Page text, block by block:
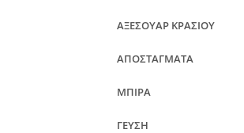
ΑΞΕΣΟΥΑΡ ΚΡΑΣΙΟΥ
ΑΠΟΣΤΑΓΜΑΤΑ
ΜΠΙΡΑ
ΓΕΥΣΗ